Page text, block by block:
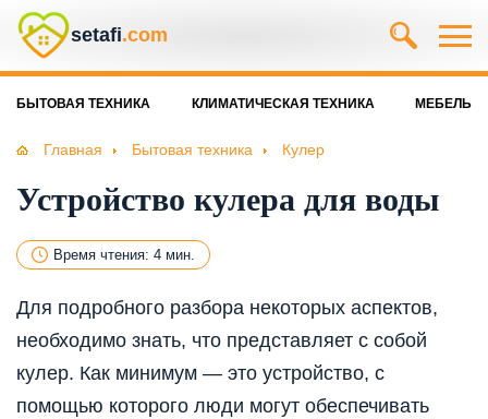
setafi.com
БЫТОВАЯ ТЕХНИКА КЛИМАТИЧЕСКАЯ ТЕХНИКА МЕБЕЛЬ
Главная Бытовая техника Кулер
Устройство кулера для воды
Время чтения: 4 мин.
Для подробного разбора некоторых аспектов,
необходимо знать, что представляет с собой
кулер. Как минимум — это устройство, с
помощью которого люди могут обеспечивать